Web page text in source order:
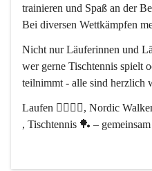
trainieren und Spaß an der
Bei diversen Wettkämpfen
Nicht nur Läuferinnen und
wer gerne Tischtennis spielt
teilnimmt - alle sind herzlich
Laufen 🏃‍♂️🏃‍♀️, Nordic
, Tischtennis 🏓 –